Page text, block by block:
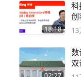
18:18
科
创
13
数